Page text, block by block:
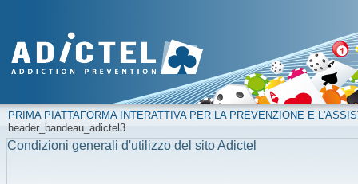
PRIMA PIATTAFORMA INTERATTIVA PER LA PREVENZIONE E
header_bandeau_adictel3
Condizioni generali d'utilizzo del sito Adictel